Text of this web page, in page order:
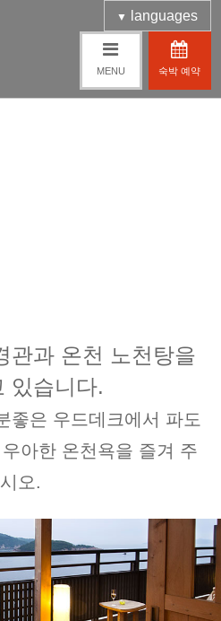
▼ languages
숙박 예약
MENU
관과 온천 노천탕을
있습니다.
좋은 우드데크에서 파도
아한 온천욕을 즐겨 주
오.